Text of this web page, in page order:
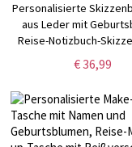
Personalisierte
aus Leder mit
Reise-Notizbuch-
Hülle, tragbarer
Zeichnungsstift-
€ 36,99